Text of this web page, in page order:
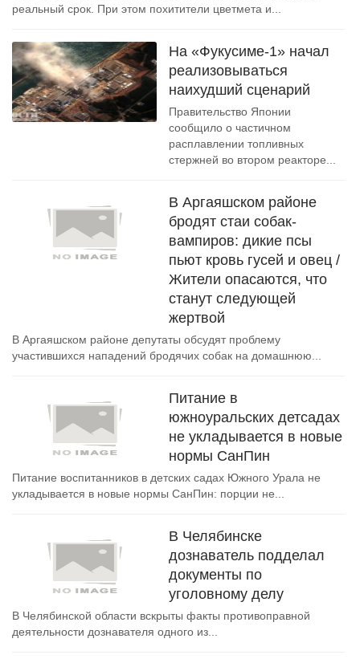
реальный срок. При этом похитители цветмета и...
На «Фукусиме-1» начал
реализовываться
наихудший сценарий
Правительство Японии
сообщило о частичном
расплавлении топливных
стержней во втором реакторе...
В Аргаяшском районе
бродят стаи собак-
вампиров: дикие псы
пьют кровь гусей и овец /
Жители опасаются, что
станут следующей
жертвой
В Аргаяшском районе депутаты обсудят проблему
участившихся нападений бродячих собак на домашнюю...
Питание в
южноуральских детсадах
не укладывается в новые
нормы СанПин
Питание воспитанников в детских садах Южного Урала не
укладывается в новые нормы СанПин: порции не...
В Челябинске
дознаватель подделал
документы по
уголовному делу
В Челябинской области вскрыты факты противоправной
деятельности дознавателя одного из...